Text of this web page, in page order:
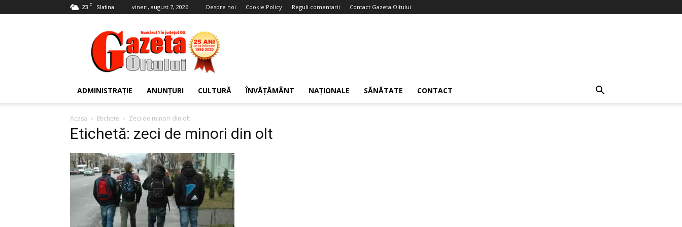
23 C Slatina vineri, august 7, 2026 Despre noi Cookie Policy Reguli comentarii Contact Gazeta Oltului
Gazeta
Oltului
ADMINISTRAȚIE ANUNȚURI CULTURĂ ÎNVĂȚĂMÂNT NAȚIONALE SĂNĂTATE CONTACT
Acasă Etichete Zeci de minori din olt
Etichetă: zeci de minori din olt